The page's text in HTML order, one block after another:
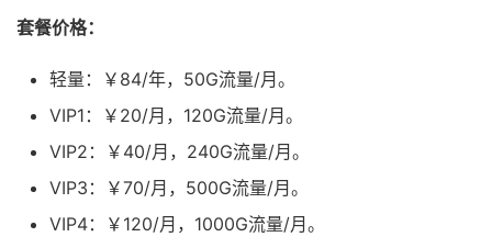
套餐价格：
轻量：￥84/年，50G流量/月。
VIP1：￥20/月，120G流量/月。
VIP2：￥40/月，240G流量/月。
VIP3：￥70/月，500G流量/月。
VIP4：￥120/月，1000G流量/月。